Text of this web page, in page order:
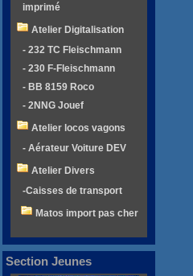
imprimé
Atelier Digitalisation
- 232 TC Fleischmann
- 230 F-Fleischmann
- BB 8159 Roco
- 2NNG Jouef
Atelier locos vagons
- Aérateur Voiture DEV
Atelier Divers
-Caisses de transport
Matos import pas cher
Section Jeunes